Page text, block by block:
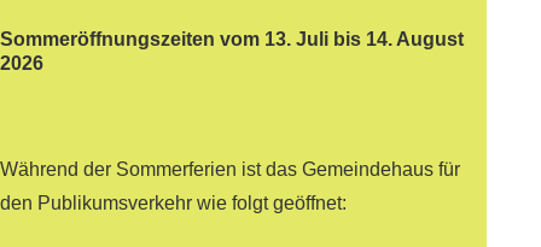
Sommeröffnungszeiten vom 13. Juli bis 14. August
2026
Während der Sommerferien ist das Gemeindehaus für
den Publikumsverkehr wie folgt geöffnet: